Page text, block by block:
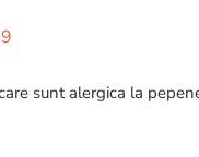
sunt alergica la